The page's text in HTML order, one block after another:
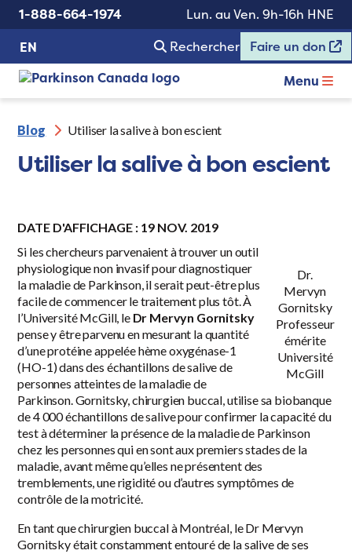
1-888-664-1974
Lun. au Ven. 9h-16h HNE
EN
Rechercher
Faire un don
Menu
Blog Utiliser la salive à bon escient
Utiliser la salive à bon escient
DATE D'AFFICHAGE : 19 NOV. 2019
Dr.
Mervyn
Gornitsky
Professeur
émérite
Université
McGill
Si les chercheurs parvenaient à trouver un outil
physiologique non invasif pour diagnostiquer
la maladie de Parkinson, il serait peut-être plus
facile de commencer le traitement plus tôt. À
l’Université McGill, le Dr Mervyn Gornitsky
pense y être parvenu en mesurant la quantité
d’une protéine appelée hème oxygénase-1
(HO-1) dans des échantillons de salive de
personnes atteintes de la maladie de
Parkinson. Gornitsky, chirurgien buccal, utilise sa biobanque
de 4 000 échantillons de salive pour confirmer la capacité du
test à déterminer la présence de la maladie de Parkinson
chez les personnes qui en sont aux premiers stades de la
maladie, avant même qu’elles ne présentent des
tremblements, une rigidité ou d’autres symptômes de
contrôle de la motricité.
En tant que chirurgien buccal à Montréal, le Dr Mervyn
Gornitsky était constamment entouré de la salive de ses